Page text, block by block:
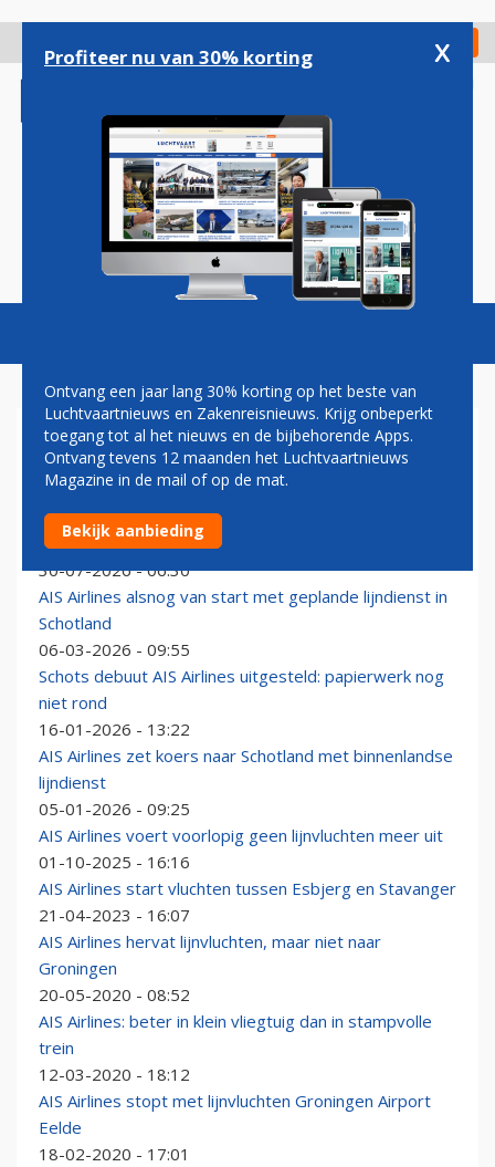
gaan
Check in
Magazine Podcasts Vacatures
AIS AIRLINES
AIS Airlines gaat jaar langer door met lijndienst binnen
Schotland
30-07-2026 - 06:30
AIS Airlines alsnog van start met geplande lijndienst in
Schotland
06-03-2026 - 09:55
Schots debuut AIS Airlines uitgesteld: papierwerk nog
niet rond
16-01-2026 - 13:22
AIS Airlines zet koers naar Schotland met binnenlandse
lijndienst
05-01-2026 - 09:25
AIS Airlines voert voorlopig geen lijnvluchten meer uit
01-10-2025 - 16:16
AIS Airlines start vluchten tussen Esbjerg en Stavanger
21-04-2023 - 16:07
AIS Airlines hervat lijnvluchten, maar niet naar
Groningen
20-05-2020 - 08:52
AIS Airlines: beter in klein vliegtuig dan in stampvolle
trein
12-03-2020 - 18:12
AIS Airlines stopt met lijnvluchten Groningen Airport
Eelde
18-02-2020 - 17:01
Profiteer nu van 30% korting x
Ontvang een jaar lang 30% korting op het beste van
Luchtvaartnieuws en Zakenreisnieuws. Krijg onbeperkt
toegang tot al het nieuws en de bijbehorende Apps.
Ontvang tevens 12 maanden het Luchtvaartnieuws
Magazine in de mail of op de mat.
Bekijk aanbieding